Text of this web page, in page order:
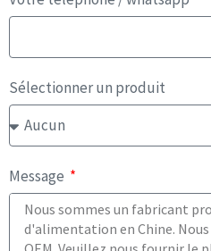
Sélectionner un produit
Message